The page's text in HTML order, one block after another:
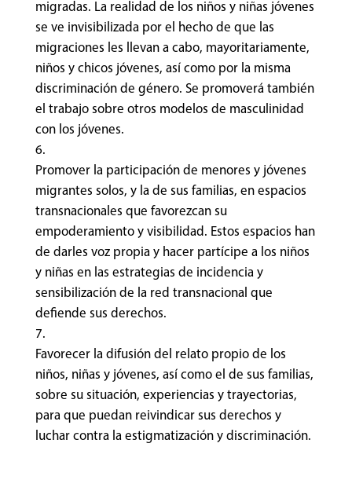
migradas. La realidad de los niños y niñas jóvenes
se ve invisibilizada por el hecho de que las
migraciones les llevan a cabo, mayoritariamente,
niños y chicos jóvenes, así como por la misma
discriminación de género. Se promoverá también
el trabajo sobre otros modelos de masculinidad
con los jóvenes.
Promover la participación de menores y jóvenes
migrantes solos, y la de sus familias, en espacios
transnacionales que favorezcan su
empoderamiento y visibilidad. Estos espacios han
de darles voz propia y hacer partícipe a los niños
y niñas en las estrategias de incidencia y
sensibilización de la red transnacional que
defiende sus derechos.
Favorecer la difusión del relato propio de los
niños, niñas y jóvenes, así como el de sus familias,
sobre su situación, experiencias y trayectorias,
para que puedan reivindicar sus derechos y
luchar contra la estigmatización y discriminación.